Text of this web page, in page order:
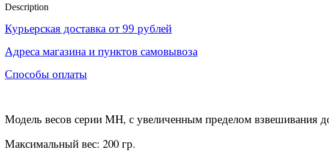
Description
Курьерская доставка от 99 рублей
Адреса магазина и пунктов самовывоза
Способы оплаты
Модель весов серии MH, с увеличенным пределом взвешивания
Максимальный вес: 200 гр.